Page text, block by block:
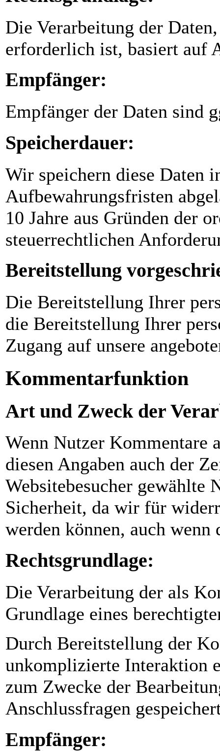
Die Verarbeitung der
erforderlich ist, basiert auf
Empfänger:
Empfänger der Daten sind
Speicherdauer:
Wir speichern diese Daten
Aufbewahrungsfristen
10 Jahre aus Gründen der
steuerrechtlichen
Bereitstellung
Die Bereitstellung Ihrer
die Bereitstellung Ihrer
Zugang auf unsere
Kommentarfunktion
Art und Zweck der
Wenn Nutzer Kommentare
diesen Angaben auch der
Websitebesucher gewählte
Sicherheit, da wir für
werden können, auch
Rechtsgrundlage:
Die Verarbeitung der als
Grundlage eines
Durch Bereitstellung der
unkomplizierte Interaktion
zum Zwecke der
Anschlussfragen
Empfänger: